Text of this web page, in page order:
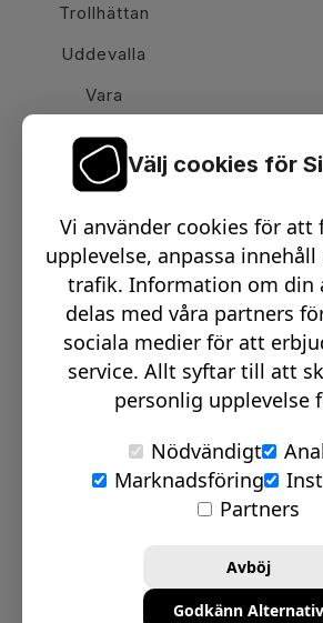
Trollhättan
Uddevalla
Vara
Email:
PSST, HÄNG MED PÅ
© Signmakerr 2022 - 2026
Integritetspolicy
Ansvarsfullt
Välj cookies för
Vi använder cookies för
upplevelse, anpassa innehåll
trafik. Information om din
delas med våra partners
sociala medier för att
service. Allt syftar till att
personlig upplevelse
Nödvändigt
Marknadsföring
Partners
Avböj
Godkänn Alternativ